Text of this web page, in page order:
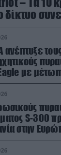
δίκτυο
ανέπτυξε
με
S-300
στην